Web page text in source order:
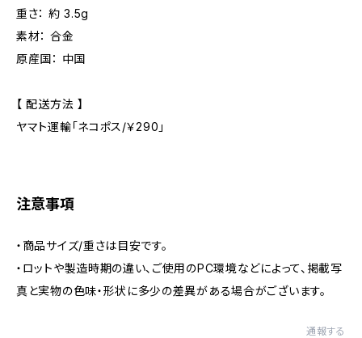
重さ： 約 3.5g
素材： 合金
原産国： 中国
【 配送方法 】
ヤマト運輸「ネコポス/￥290」
注意事項
・商品サイズ/重さは目安です。
・ロットや製造時期の違い、ご使用のPC環境などによって、掲載写
真と実物の色味・形状に多少の差異がある場合がございます。
通報する